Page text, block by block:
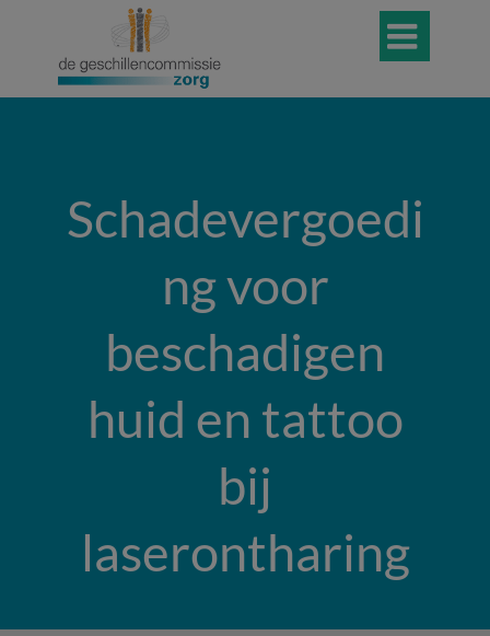

Schadevergoedi
ng voor
beschadigen
huid en tattoo
bij
laserontharing